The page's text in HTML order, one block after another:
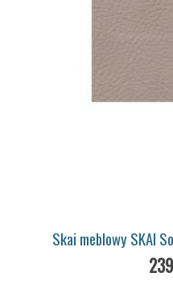
Skai meblowy SKAI